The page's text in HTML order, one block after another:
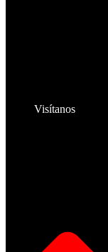
Visítanos